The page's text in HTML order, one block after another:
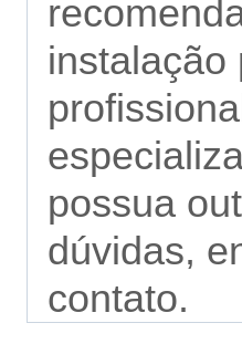
instalação
possua
dúvidas,
contato.